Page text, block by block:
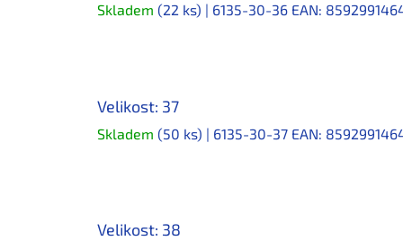
Skladem (22 ks) | 6135-30-36 EAN:
Velikost: 37
Skladem (50 ks) | 6135-30-37 EAN:
Velikost: 38